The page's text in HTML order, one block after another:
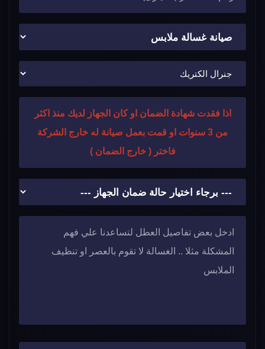
اذا فقدت شهادة الضمان او كان الجهاز لديك منذ اكثر
من 3 سنوات او قمت بعمل صيانة له خارج الشركة
فاختر ( خارج الضمان )